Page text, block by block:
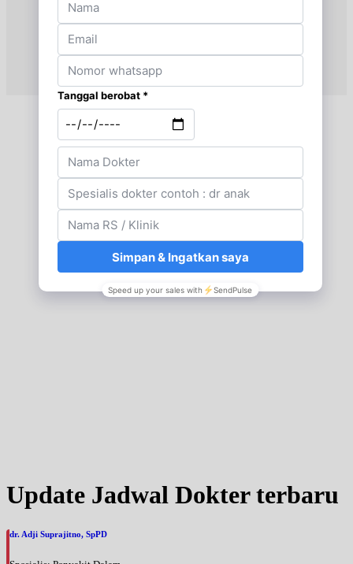
Update Jadwal Dokter terbaru
dr. Adji Suprajitno, SpPD